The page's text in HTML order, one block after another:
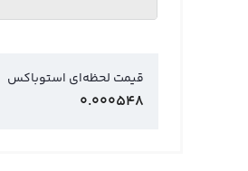
قیمت لحظه‌ای استوباکس
0.000548